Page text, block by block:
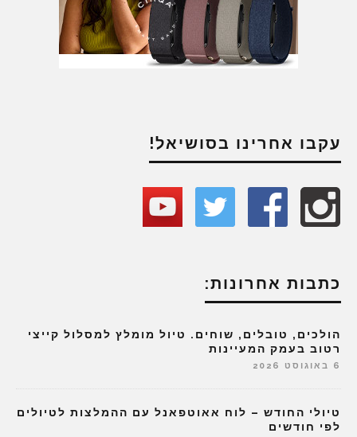
עקבו אחרינו בסושיאל!
כתבות אחרונות:
הולכים, טובלים, שוחים. טיול מומלץ למסלול קייצי
רטוב בעמק המעיינות
6 באוגוסט 2026
טיולי החודש – לוח אאוטפאנל עם ההמלצות לטיולים
לפי חודשים